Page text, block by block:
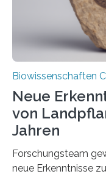
Fachzeitschrift…
Biowissenschaften
Neue
von
Jahren
Forschungsteam
neue Erkenntnisse